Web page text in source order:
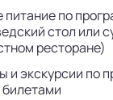
питание по
стол или
ресторане)
и экскурсии по